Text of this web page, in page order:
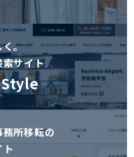
く。
索サイト
所移転の
ト